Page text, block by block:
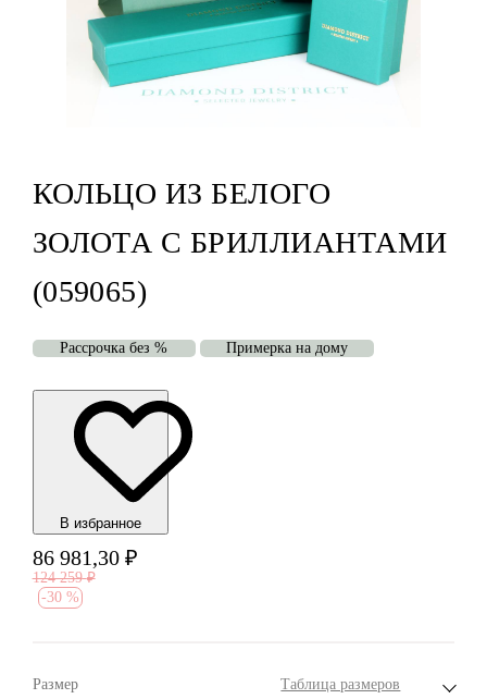
КОЛЬЦО ИЗ БЕЛОГО
ЗОЛОТА С БРИЛЛИАНТАМИ
(059065)
Рассрочка без % Примерка на дому
В избранноe
86 981,30 ₽
124 259 ₽
-30 %
Размер Таблица размеров